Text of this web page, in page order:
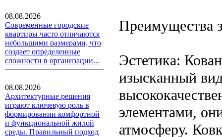
08.08.2026
Современные городские
квартиры часто отличаются
небольшими размерами, что
создает определенные
сложности в организации...
08.08.2026
Архитектурные решения
играют ключевую роль в
формировании комфортной
и функциональной жилой
среды. Правильный подход
Преимущества
Эстетика:
изысканный
элементами,
атмосферу.